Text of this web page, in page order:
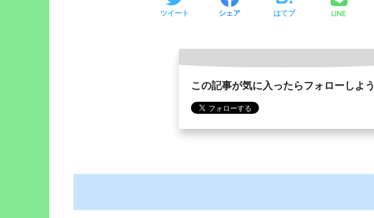
ツイート シェア はてブ LINE
この記事が気に入ったらフォローしよう